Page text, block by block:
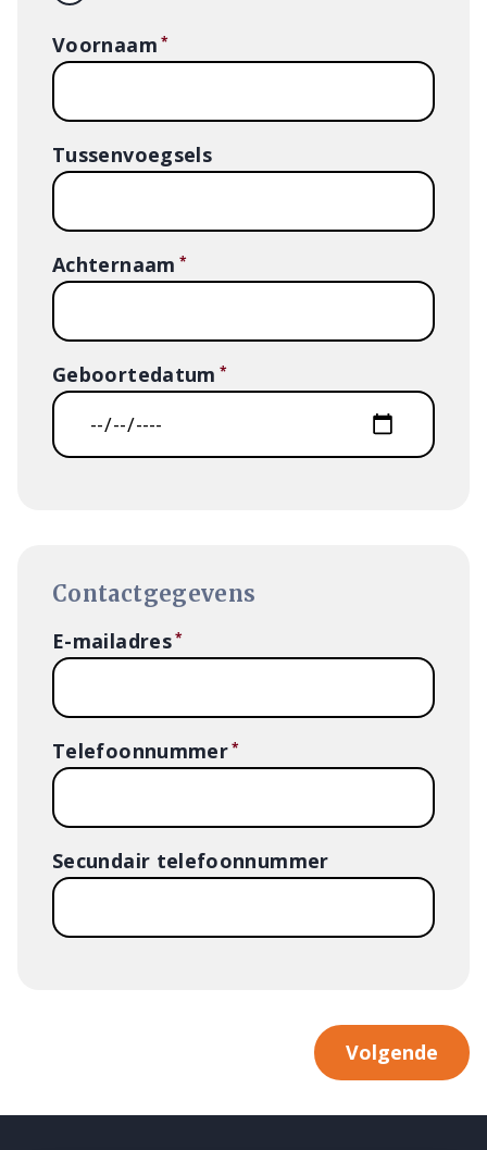
Voornaam
Tussenvoegsels
Achternaam
Geboortedatum
Contactgegevens
E-mailadres
Telefoonnummer
Secundair telefoonnummer
Volgende